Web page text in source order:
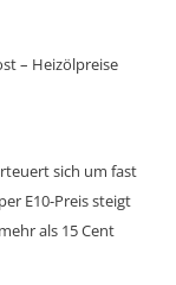
– Heizölpreise
sich um fast
E10-Preis steigt
als 15 Cent